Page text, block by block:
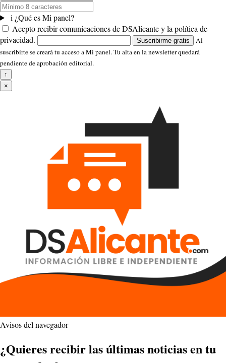
i ¿Qué es Mi panel?
Acepto recibir comunicaciones de DSAlicante y la política de
privacidad.
Suscribirme gratis
Al
suscribirte se creará tu acceso a Mi panel. Tu alta en la newsletter quedará
pendiente de aprobación editorial.
↑
×
Avisos del navegador
¿Quieres recibir las últimas noticias en tu